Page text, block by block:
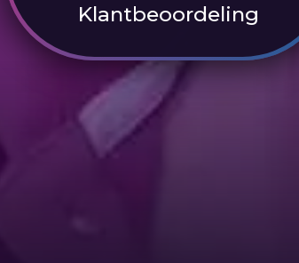
Klantbeoordeling